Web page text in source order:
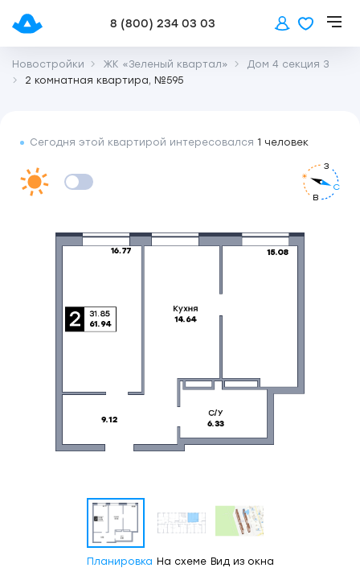
8 (800) 234 03 03
Новостройки ЖК «Зеленый квартал»
Дом 4 секция 3
2 комнатная квартира, №595
Сегодня этой квартирой интересовался 1 человек
С
В
З
Планировка На схеме Вид из окна